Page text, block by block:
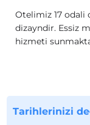
Otelimiz 17 odali
dizayndir. Essiz
hizmeti
hamsiköy
Tesis lokasyon
Trabzon Merkez
Tarihlerinizi